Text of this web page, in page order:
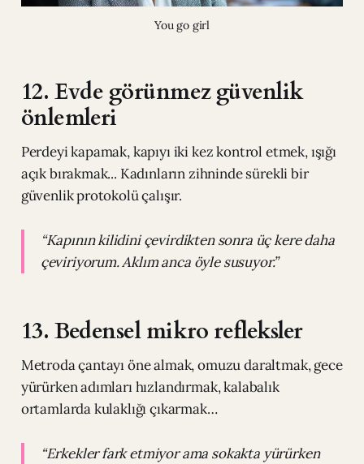
You go girl
12. Evde görünmez güvenlik
önlemleri
Perdeyi kapamak, kapıyı iki kez kontrol etmek, ışığı
açık bırakmak... Kadınların zihninde sürekli bir
güvenlik protokolü çalışır.
“Kapının kilidini çevirdikten sonra üç kere daha
çeviriyorum. Aklım anca öyle susuyor.”
13. Bedensel mikro refleksler
Metroda çantayı öne almak, omuzu daraltmak, gece
yürürken adımları hızlandırmak, kalabalık
ortamlarda kulaklığı çıkarmak…
“Erkekler fark etmiyor ama sokakta yürürken